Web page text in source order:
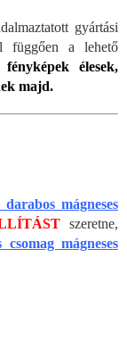
gyártási
függően a lehető
élesek,
majd.
darabos mágneses
szeretne,
csomag mágneses